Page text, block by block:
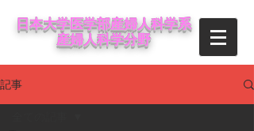
日本大学医学部産婦人科学系
産婦人科学分野
記事